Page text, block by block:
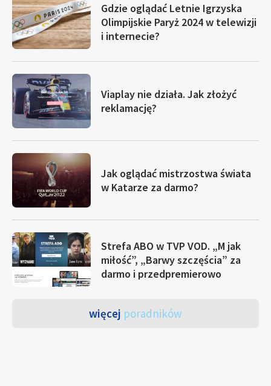
Gdzie oglądać Letnie Igrzyska
Olimpijskie Paryż 2024 w telewizji
i internecie?
Viaplay nie działa. Jak złożyć
reklamację?
Jak oglądać mistrzostwa świata
w Katarze za darmo?
Strefa ABO w TVP VOD. „M jak
miłość”, „Barwy szczęścia” za
darmo i przedpremierowo
więcej poradników